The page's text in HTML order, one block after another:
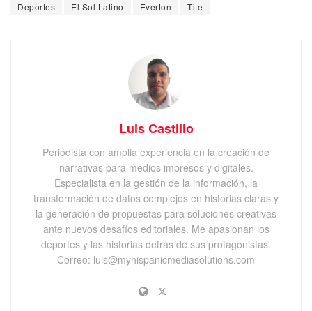
Deportes
El Sol Latino Everton Tite
Luis Castillo
Periodista con amplia experiencia en la creación de
narrativas para medios impresos y digitales.
Especialista en la gestión de la información, la
transformación de datos complejos en historias claras y
la generación de propuestas para soluciones creativas
ante nuevos desafíos editoriales. Me apasionan los
deportes y las historias detrás de sus protagonistas.
Correo: luis@myhispanicmediasolutions.com